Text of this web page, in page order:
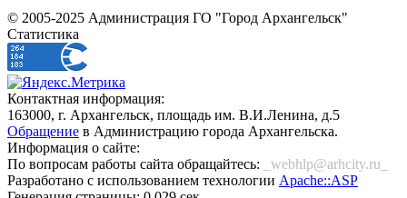
© 2005-2025 Администрация ГО "Город Архангельск"
Статистика
Контактная информация:
163000, г. Архангельск, площадь им. В.И.Ленина, д.5
Обращение в Администрацию города Архангельска.
Информация о сайте:
По вопросам работы сайта обращайтесь:
_webhlp@arhcity.ru_
Разработано с использованием технологии Apache::ASP